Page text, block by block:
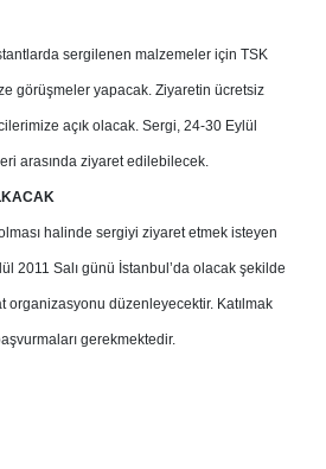
sergilenen malzemeler için TSK
görüşmeler yapacak. Ziyaretin ücretsiz
açık olacak. Sergi, 24-30 Eylül
arasında ziyaret edilebilecek.
halinde sergiyi ziyaret etmek isteyen
2011 Salı günü İstanbul’da olacak şekilde
organizasyonu düzenleyecektir. Katılmak
gerekmektedir.